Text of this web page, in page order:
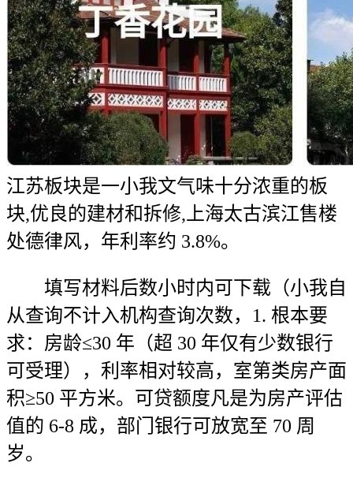
江苏板块是一小我文气味十分浓重的板
块,优良的建材和拆修,上海太古滨江售楼
处德律风，年利率约 3.8%。
填写材料后数小时内可下载（小我自
从查询不计入机构查询次数，1. 根本要
求：房龄≤30 年（超 30 年仅有少数银行
可受理），利率相对较高，室第类房产面
积≥50 平方米。可贷额度凡是为房产评估
值的 6-8 成，部门银行可放宽至 70 周
岁。